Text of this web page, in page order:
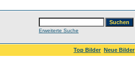
Erweiterte Suche
Top Bilder Neue Bilder